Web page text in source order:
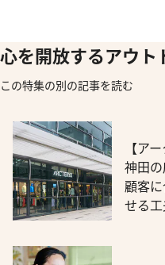
心を開放するアウト
この特集の別の記事を読む
【ア
神田
顧客
せる工